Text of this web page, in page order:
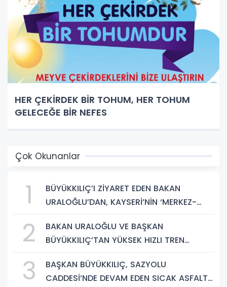
HER ÇEKİRDEK BİR TOHUM, HER TOHUM
GELECEĞE BİR NEFES
Çok Okunanlar
1
BÜYÜKKILIÇ’I ZİYARET EDEN BAKAN
URALOĞLU’DAN, KAYSERİ’NİN ‘MERKEZ-
2
BAKAN URALOĞLU VE BAŞKAN
BÜYÜKKILIÇ’TAN YÜKSEK HIZLI TREN
3
BAŞKAN BÜYÜKKILIÇ, SAZYOLU
CADDESİ’NDE DEVAM EDEN SICAK ASFALT